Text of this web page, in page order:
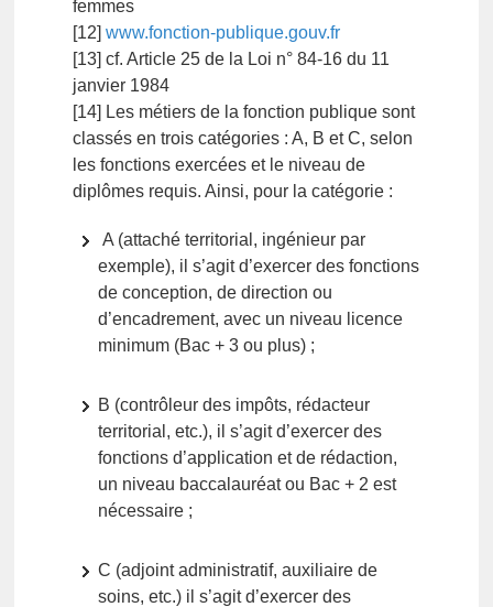
femmes
[12]www.fonction-publique.gouv.fr
[13] cf. Article 25 de la Loi n° 84-16 du 11
janvier 1984
[14] Les métiers de la fonction publique sont
classés en trois catégories : A, B et C, selon
les fonctions exercées et le niveau de
diplômes requis. Ainsi, pour la catégorie :
A (attaché territorial, ingénieur par
exemple), il s’agit d’exercer des fonctions
de conception, de direction ou
d’encadrement, avec un niveau licence
minimum (Bac + 3 ou plus) ;
B (contrôleur des impôts, rédacteur
territorial, etc.), il s’agit d’exercer des
fonctions d’application et de rédaction,
un niveau baccalauréat ou Bac + 2 est
nécessaire ;
C (adjoint administratif, auxiliaire de
soins, etc.) il s’agit d’exercer des